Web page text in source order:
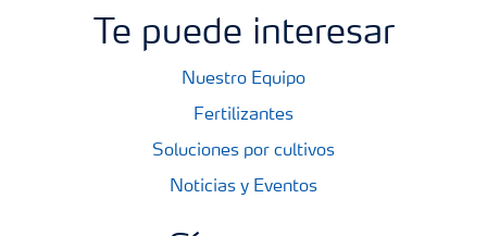
Te puede interesar
Nuestro Equipo
Fertilizantes
Soluciones por cultivos
Noticias y Eventos